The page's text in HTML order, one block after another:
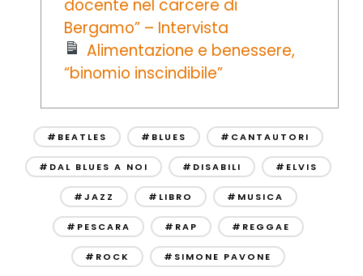
docente nel carcere di
Bergamo” – Intervista
Alimentazione e benessere,
“binomio inscindibile”
#BEATLES #BLUES #CANTAUTORI
#DAL BLUES A NOI #DISABILI #ELVIS
#JAZZ #LIBRO #MUSICA
#PESCARA #RAP #REGGAE
#ROCK #SIMONE PAVONE